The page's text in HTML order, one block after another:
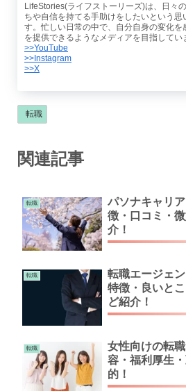
LifeStories(ライフストーリーズ)は、日々
ちや自信を持てる手助けをしたいという
す。忙しい日常の中で、自分自身の変化を
を提供できるようなメディアを目指してい
>>YouTube
>>Instagram
>>X
転職
関連記事
転職
パソナキャリ
徴・口コミ・
介！
転職
転職エージェ
特徴・良いと
ど紹介！
転職
女性向けの転
容・福利厚生
的！